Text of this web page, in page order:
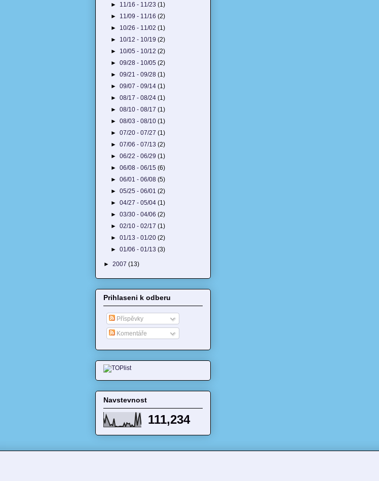
► 11/16 - 11/23(1)
► 11/09 - 11/16(2)
► 10/26 - 11/02(1)
► 10/12 - 10/19(2)
► 10/05 - 10/12(2)
►09/28 - 10/05(2)
►09/21 - 09/28(1)
►09/07 - 09/14(1)
►08/17 - 08/24(1)
►08/10 - 08/17(1)
►08/03 - 08/10(1)
►07/20 - 07/27(1)
►07/06 - 07/13(2)
►06/22 - 06/29(1)
►06/08 - 06/15(6)
►06/01 - 06/08(5)
►05/25 - 06/01(2)
►04/27 - 05/04(1)
►03/30 - 04/06(2)
►02/10 - 02/17(1)
►01/13 - 01/20(2)
►01/06 - 01/13(3)
► 2007 (13)
Prihlaseni k odberu
Příspěvky
Komentáře
Navstevnost
111,234